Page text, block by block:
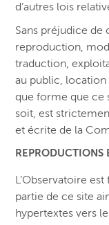
d’autres lois
Sans préjudice
reproduction,
traduction,
au public, location
que forme que ce
soit, est
et écrite de la
REPRODUCTIONS
L’Observatoire
partie de ce site
hypertextes vers